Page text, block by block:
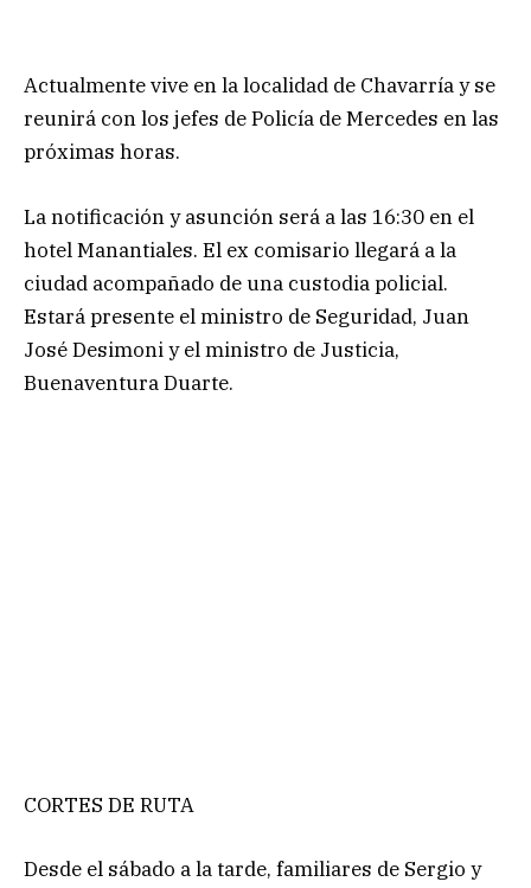
Actualmente vive en la localidad de Chavarría y se
reunirá con los jefes de Policía de Mercedes en las
próximas horas.
La notificación y asunción será a las 16:30 en el
hotel Manantiales. El ex comisario llegará a la
ciudad acompañado de una custodia policial.
Estará presente el ministro de Seguridad, Juan
José Desimoni y el ministro de Justicia,
Buenaventura Duarte.
CORTES DE RUTA
Desde el sábado a la tarde, familiares de Sergio y